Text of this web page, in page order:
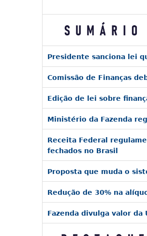
Presidente sanciona lei
Comissão de Finanças
Edição de lei sobre
Ministério da Fazenda
Receita Federal
fechados no Brasil
Proposta que muda o
Redução de 30% na
Fazenda divulga valor da